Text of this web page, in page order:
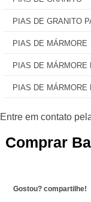
PIAS DE GRANITO
PIAS DE MÁRMORE
PIAS DE MÁRMORE
PIAS DE MÁRMORE
Comprar
Gostou? compartilhe!